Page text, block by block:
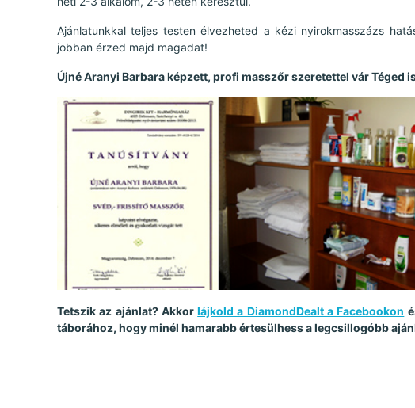
Ajánlatunkkal teljes testen élvezheted a kézi nyirokmasszázs
jobban érzed majd magadat!
Újné Aranyi Barbara képzett, profi masszőr szeretettel vár Téged
Tetszik az ajánlat? Akkorlájkold a DiamondDealt a Facebookon
táborához, hogy minél hamarabb értesülhess a legcsillogóbb